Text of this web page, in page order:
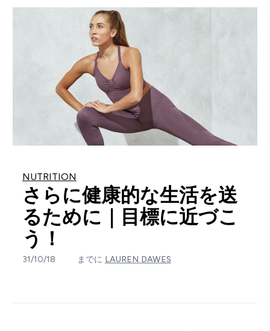
NUTRITION
さらに健康的な生活を送
るために｜目標に近づこ
う！
31/10/18 までに LAUREN DAWES